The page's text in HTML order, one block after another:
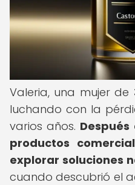
Valeria, una mujer
luchando con la
varios años.
productos
explorar soluciones
cuando descubrió el